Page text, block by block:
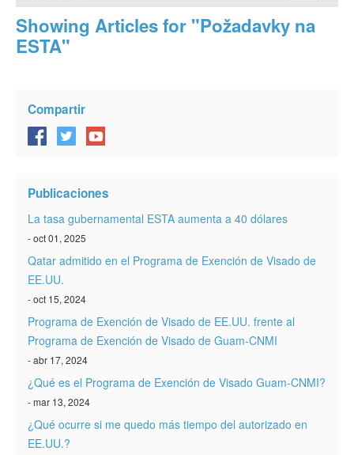
Página de inicio
VWP
ESTA Información
Contacto
Showing Articles for "Požadavky na
ESTA"
Compartir
Publicaciones
La tasa gubernamental ESTA aumenta a 40 dólares
- oct 01, 2025
Qatar admitido en el Programa de Exención de Visado de
EE.UU.
- oct 15, 2024
Programa de Exención de Visado de EE.UU. frente al
Programa de Exención de Visado de Guam-CNMI
- abr 17, 2024
¿Qué es el Programa de Exención de Visado Guam-CNMI?
- mar 13, 2024
¿Qué ocurre si me quedo más tiempo del autorizado en
EE.UU.?